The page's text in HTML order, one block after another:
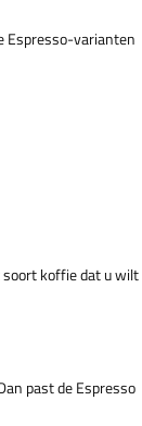
Espresso-varianten
soort koffie dat u wilt
past de Espresso